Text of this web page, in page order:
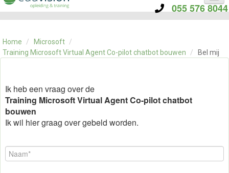
055 576 8044
CATEGORIE
OVER ONS
CONTACT
Home / Microsoft /
Training Microsoft Virtual Agent Co-pilot chatbot bouwen
/ Bel mij
Ik heb een vraag over de
Training Microsoft Virtual Agent Co-pilot chatbot
bouwen
Ik wil hier graag over gebeld worden.